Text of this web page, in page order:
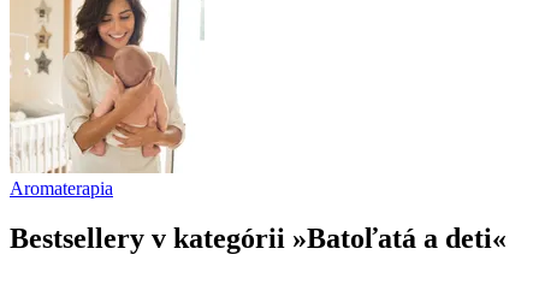
Aromaterapia
Bestsellery v kategórii »Batoľatá a deti«